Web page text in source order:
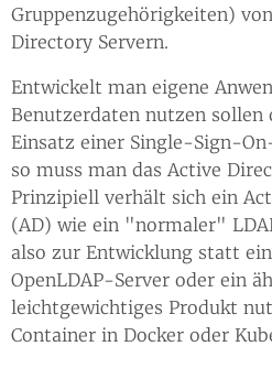
Gruppenzugehörigkeiten)
Directory Servern.
Entwickelt man eigene
Benutzerdaten nutzen sollen
Einsatz einer Single-Sign-
so muss man das Active
Prinzipiell verhält sich ein
(AD) wie ein "normaler"
also zur Entwicklung statt
OpenLDAP-Server oder ein
leichtgewichtiges Produkt
Container in Docker oder